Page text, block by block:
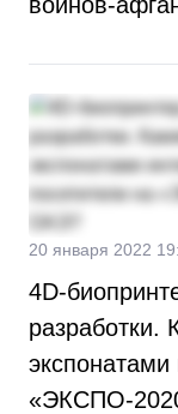
20 января 2022
4D-
разработки.
экспонатами
«ЭКСПО-